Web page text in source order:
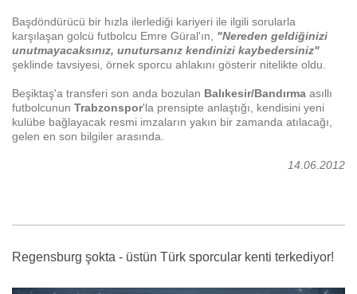
Başdöndürücü bir hızla ilerlediği kariyeri ile ilgili sorularla
karşılaşan golcü futbolcu Emre Güral'ın, "Nereden geldiğinizi
unutmayacaksınız, unutursanız kendinizi kaybedersiniz"
şeklinde tavsiyesi, örnek sporcu ahlakını gösterir nitelikte oldu.
Beşiktaş'a transferi son anda bozulan Balıkesir/Bandırma asıllı
futbolcunun Trabzonspor'la prensipte anlaştığı, kendisini yeni
kulübe bağlayacak resmi imzaların yakın bir zamanda atılacağı,
gelen en son bilgiler arasında.
14.06.2012
Regensburg şokta - üstün Türk sporcular kenti terkediyor!